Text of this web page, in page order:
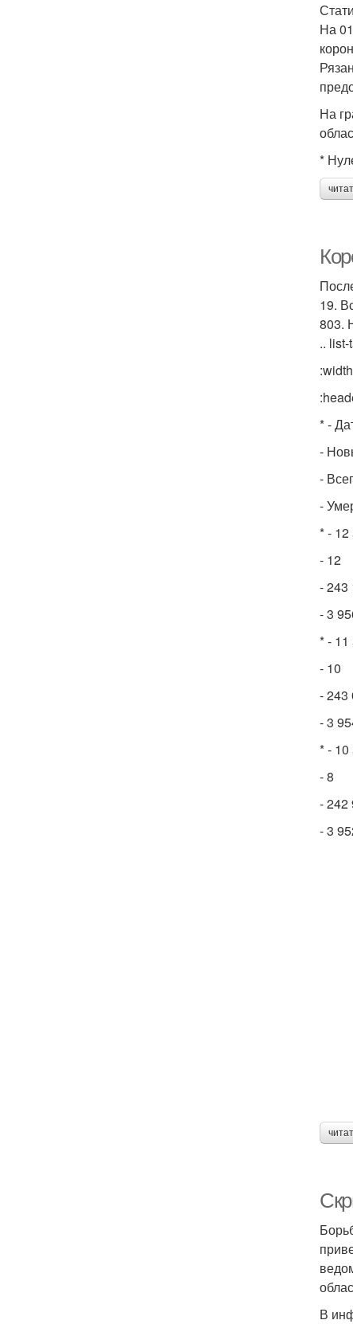
На
На
*
19.
803.
.. list-
* -
-
-
-
* - 12
- 12
- 243
- 3
* - 11
- 10
- 243
- 3
* - 10
- 8
- 242
- 3
В